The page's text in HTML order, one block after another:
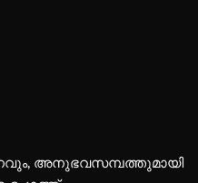
അനുഭവസമ്പത്തുമായി